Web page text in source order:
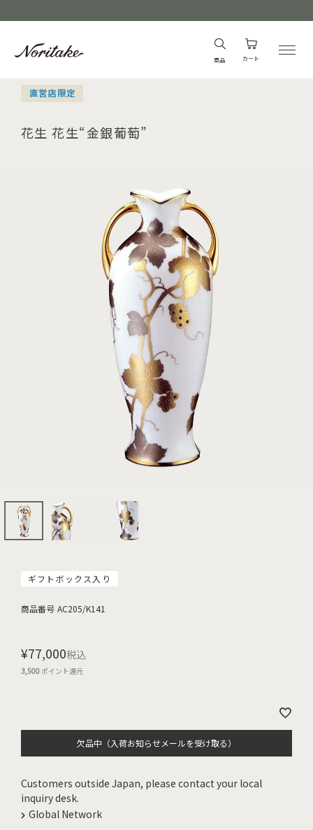
商品 カート
直営店限定
花生 花生“金銀葡萄”
ギフトボックス入り
商品番号 AC205/K141
¥77,000税込
3,500ポイント還元
欠品中（入荷お知らせメールを受け取る）
Customers outside Japan, please contact your local
inquiry desk.
Global Network